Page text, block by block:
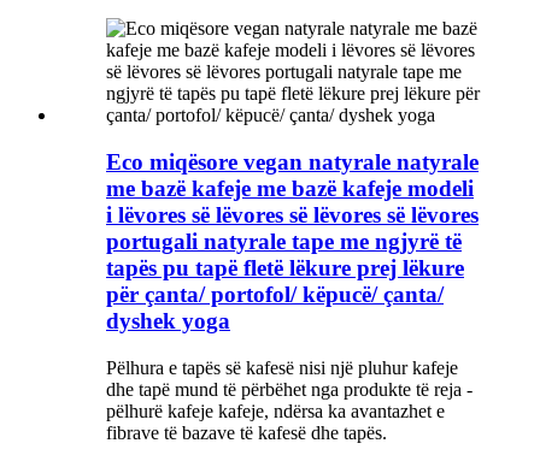
Eco miqësore vegan natyrale natyrale
me bazë kafeje me bazë kafeje modeli
i lëvores së lëvores së lëvores së lëvores
portugali natyrale tape me ngjyrë të
tapës pu tapë fletë lëkure prej lëkure
për çanta/ portofol/ këpucë/ çanta/
dyshek yoga
Pëlhura e tapës së kafesë nisi një pluhur kafeje
dhe tapë mund të përbëhet nga produkte të reja -
pëlhurë kafeje kafeje, ndërsa ka avantazhet e
fibrave të bazave të kafesë dhe tapës.